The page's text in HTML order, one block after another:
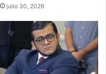
julio 30, 2026